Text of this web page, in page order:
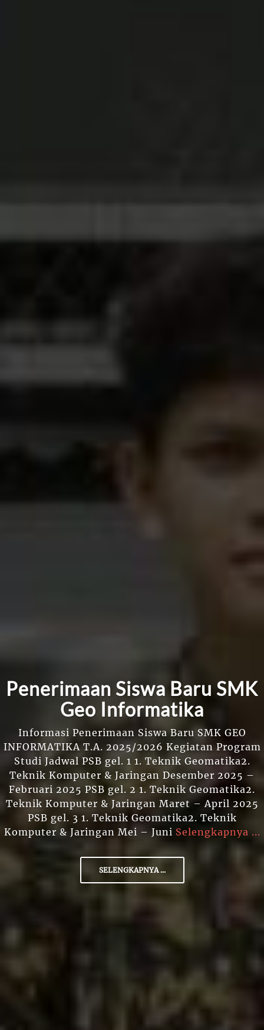
Penerimaan Siswa Baru SMK
Geo Informatika
Informasi Penerimaan Siswa Baru SMK GEO
INFORMATIKA T.A. 2025/2026 Kegiatan Program
Studi Jadwal PSB gel. 1 1. Teknik Geomatika2.
Teknik Komputer & Jaringan Desember 2025 –
Februari 2025 PSB gel. 2 1. Teknik Geomatika2.
Teknik Komputer & Jaringan Maret – April 2025
PSB gel. 3 1. Teknik Geomatika2. Teknik
Komputer & Jaringan Mei – Juni Selengkapnya ...
SELENGKAPNYA ...